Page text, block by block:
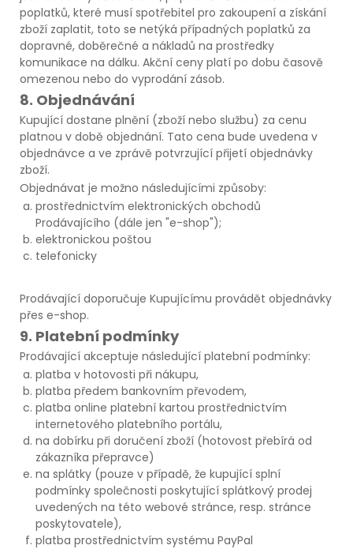
poplatků, které musí spotřebitel pro zakoupení a získání
zboží zaplatit, toto se netýká případných poplatků za
dopravné, doběrečné a nákladů na prostředky
komunikace na dálku. Akční ceny platí po dobu časově
omezenou nebo do vyprodání zásob.
8. Objednávání
Kupující dostane plnění (zboží nebo službu) za cenu
platnou v době objednání. Tato cena bude uvedena v
objednávce a ve zprávě potvrzující přijetí objednávky
zboží.
Objednávat je možno následujícími způsoby:
prostřednictvím elektronických obchodů
Prodávajícího (dále jen "e-shop");
elektronickou poštou
telefonicky
Prodávající doporučuje Kupujícímu provádět objednávky
přes e-shop.
9. Platební podmínky
Prodávající akceptuje následující platební podmínky:
platba v hotovosti při nákupu,
platba předem bankovním převodem,
platba online platební kartou prostřednictvím
internetového platebního portálu,
na dobírku při doručení zboží (hotovost přebírá od
zákazníka přepravce)
na splátky (pouze v případě, že kupující splní
podmínky společnosti poskytující splátkový prodej
uvedených na této webové stránce, resp. stránce
poskytovatele),
platba prostřednictvím systému PayPal